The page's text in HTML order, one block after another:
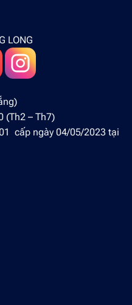
LONG
(Th2 – Th7)
cấp ngày 04/05/2023 tại